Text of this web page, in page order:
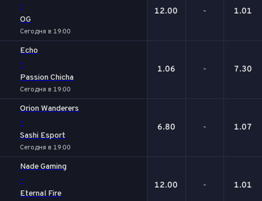
-
OG
Сегодня в 19:00
12.00 - 1.01
Echo
-
Passion Chicha
Сегодня в 19:00
1.06 - 7.30
Orion Wanderers
-
Sashi Esport
Сегодня в 19:00
6.80 - 1.07
Nade Gaming
-
Eternal Fire
12.00 - 1.01